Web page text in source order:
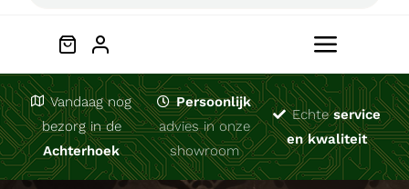
Toggle
Welkom
Computerhulp
Vandaag nog
bezorg in de
Achterhoek
Persoonlijk
advies in onze
showroom
Echteservice
en kwaliteit